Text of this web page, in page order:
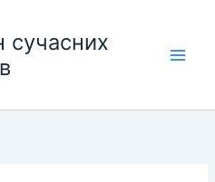
сучасних